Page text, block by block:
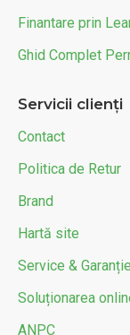
Finantare prin
Ghid Complet
Servicii clienți
Contact
Politica de Retur
Brand
Hartă site
Service & Garanție
Soluționarea
ANPC